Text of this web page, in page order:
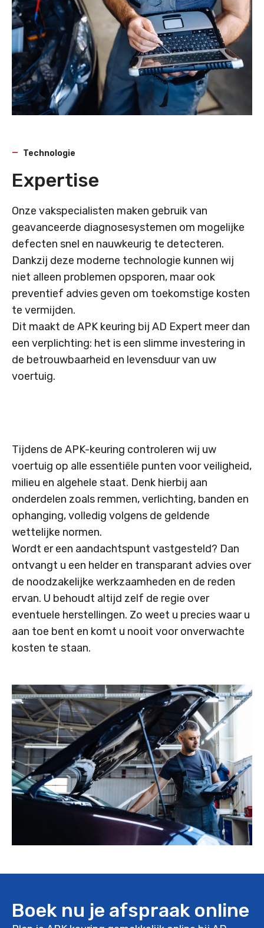
Technologie
Expertise
Onze vakspecialisten maken gebruik van
geavanceerde diagnosesystemen om mogelijke
defecten snel en nauwkeurig te detecteren.
Dankzij deze moderne technologie kunnen wij
niet alleen problemen opsporen, maar ook
preventief advies geven om toekomstige kosten
te vermijden.
Dit maakt de APK keuring bij AD Expert meer dan
een verplichting: het is een slimme investering in
de betrouwbaarheid en levensduur van uw
voertuig.
Tijdens de APK-keuring controleren wij uw
voertuig op alle essentiële punten voor veiligheid,
milieu en algehele staat. Denk hierbij aan
onderdelen zoals remmen, verlichting, banden en
ophanging, volledig volgens de geldende
wettelijke normen.
Wordt er een aandachtspunt vastgesteld? Dan
ontvangt u een helder en transparant advies over
de noodzakelijke werkzaamheden en de reden
ervan. U behoudt altijd zelf de regie over
eventuele herstellingen. Zo weet u precies waar u
aan toe bent en komt u nooit voor onverwachte
kosten te staan.
Boek nu je afspraak online